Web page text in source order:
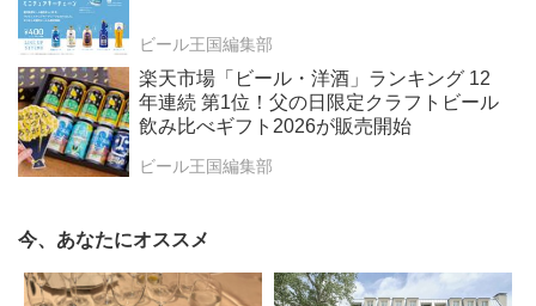
ビール王国編集部
楽天市場「ビール・洋酒」ランキング 12
年連続 第1位！父の日限定クラフトビール
飲み比べギフト2026が販売開始
ビール王国編集部
今、あなたにオススメ